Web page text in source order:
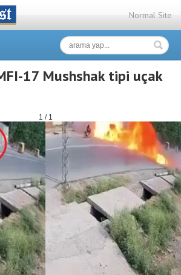
Normal Site
17 Mushshak tipi uçak
1 / 1